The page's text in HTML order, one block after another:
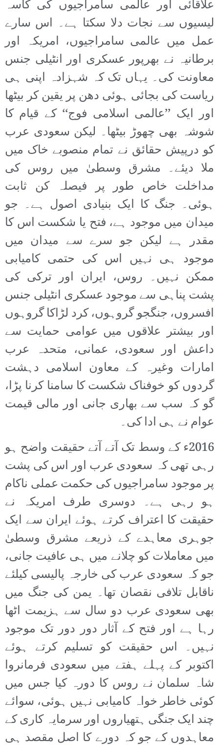
علاقائی اور عالمی سامراجیوں کی کاسہ
لیسیوں سے نجات دلا سکتا ہے۔ اس سارے
عمل میں عالمی سامراجیوں، امریکہ اور
برطانیہ نے بھرپور عسکری اور انٹیلی جنس
معاونت کی۔ یہاں تک کہ شہزادہ اپنی ہی
ریاست کی بجائی ہوئی دھن پر یقین کر بیٹھا
اور ایک ’’عالمی اسلامی فوج‘‘ کے قیام کا
شوشہ بھی چھوڑ بیٹھا۔ لیکن سعودی عرب
کو درپیش حقائق نے تمام منصوبے خاک میں
ملا دیئے۔ مشرق وسطیٰ میں روس کی
مداخلت خاص طور پر فیصلہ کن ثابت
ہوئی۔ جنگ کا ایک بنیادی اصول ہے۔ جو
میدان میں موجود ہے، فتح یا شکست اس کا
مقدر ہے لیکن جو سرے سے میدان میں
موجود ہی نہیں اس کی حتمی کامیابی
ممکن نہیں۔ روس، ایران اور ترکی کی
پشت پناہی سے موجود عسکری انٹیلی جنس
افسروں، جنگجو گروہوں، کرد لڑاکا گروہوں
اور بیشتر علاقوں میں عوامی حمایت سے
داعش اور سعودی، عمانی، متحدہ عرب
امارات وغیرہ کے معاون اسلامی دہشت
گردوں کو خوفناک شکست کا سامنا کرنا پڑا،
گو کہ سب سے بھاری جانی اور مالی قیمت
عوام نے ہی ادا کی۔
2016ء کے وسط تک آتے آتے حقیقت واضح ہو
رہی تھی کہ سعودی عرب اور اس کی پشت
پر موجود سامراجیوں کی حکمت عملی ناکام
ہو رہی ہے۔ دوسری طرف امریکہ نے
حقیقت کا اعتراف کرتے ہوئے ایران سے ایک
جوہری معاہدے کے ذریعے مشرق وسطیٰ
میں معاملات کو چلانے میں ہی عافیت جانی،
جو کہ سعودی عرب کی خارجہ پالیسی کیلئے
ناقابل تلافی نقصان تھا۔ یمن کی جنگ میں
بھی سعودی عرب دو سال سے ہزیمت اٹھا
رہا ہے اور فتح کے آثار دور دور تک موجود
نہیں۔ اس حقیقت کو تسلیم کرتے ہوئے
اکتوبر کے پہلے ہفتے میں سعودی فرمانروا
شاہ سلمان نے روس کا دورہ کیا جس میں
کوئی خاطر خواہ کامیابی نہیں ہوئی، سوائے
چند ایک جنگی ہتھیاروں اور سرمایہ کاری کے
معاہدوں کے جو کہ دورے کا اصل مقصد ہی